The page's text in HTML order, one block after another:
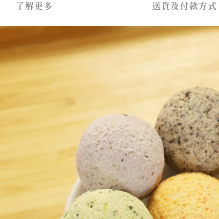
了解更多 送貨及付款方式